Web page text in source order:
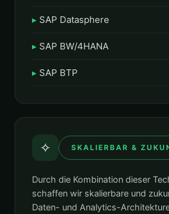
SAP Datasphere
SAP BW/4HANA
SAP BTP
✧ SKALIERBAR &
Durch die Kombination dieser
schaffen wir skalierbare und
Daten- und Analytics-